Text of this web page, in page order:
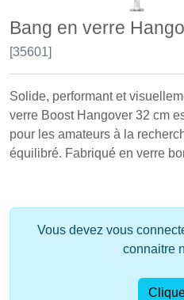
Bang en verre
[35601]
Solide, performant et
verre Boost Hangover 32 cm
pour les amateurs à la
équilibré. Fabriqué en verre
Vous devez vous
connaitre